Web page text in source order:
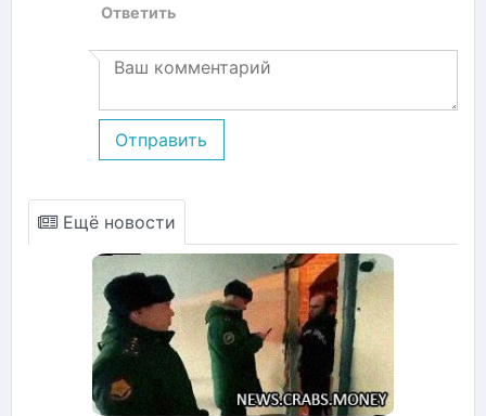
Ответить
Отправить
Ещё новости